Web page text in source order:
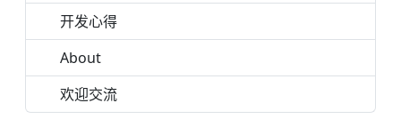
开发心得
About
欢迎交流